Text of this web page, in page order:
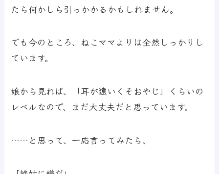
たら何かしら引っかかるかもしれません。
でも今のところ、ねこママよりは全然しっかりし
ています。
娘から見れば、「耳が遠いくそおやじ」くらいの
レベルなので、まだ大丈夫だと思っています。
……と思って、一応言ってみたら、